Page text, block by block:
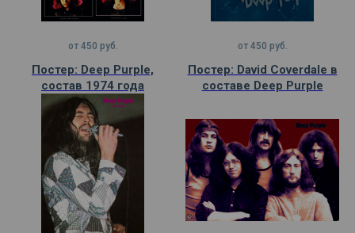
от 450 руб.
Постер: Deep Purple,
состав 1974 года
от 450 руб.
Постер: David Coverdale в
составе Deep Purple